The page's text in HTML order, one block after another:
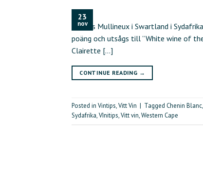
23
nov
& Chris Mullineux i Swartland i
poäng och utsågs till ”White wine of
Clairette […]
CONTINUE READING →
Posted in Vintips,Vitt Vin | Tagged Chenin Blanc,
Sydafrika,VInitips,Vitt vin,Western Cape